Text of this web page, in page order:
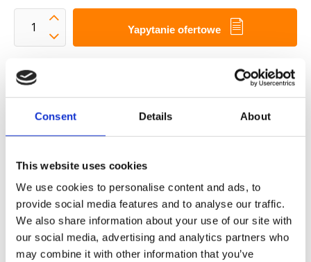
Consent Details About
This website uses cookies
We use cookies to personalise content and ads, to
provide social media features and to analyse our traffic.
We also share information about your use of our site with
our social media, advertising and analytics partners who
may combine it with other information that you’ve
Yapytanie ofertowe
Chcemy ułatwić ci życie zawodowe
Szybka dostawa
Modele 3D CAD
Żądanie części OE
Download PDF
Odpornosc chemiczna